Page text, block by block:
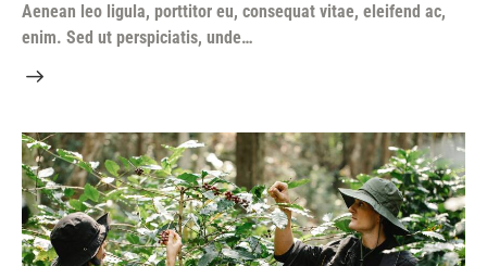
Aenean leo ligula, porttitor eu, consequat vitae, eleifend ac,
enim. Sed ut perspiciatis, unde…